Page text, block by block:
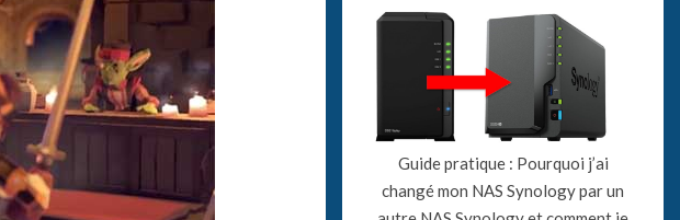
Guide pratique : Pourquoi j’ai
changé mon NAS Synology par un